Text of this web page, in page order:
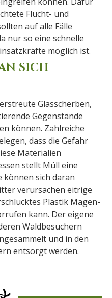
Flucht- und
auf alle Fälle
nur so eine schnelle
möglich ist.
SICH
Glasscherben,
Gegenstände
können. Zahlreiche
dass die Gefahr
Materialien
stellt Müll eine
können sich daran
verursachen eitrige
Plastik Magen-
kann. Der eigene
Waldbesuchern
und in den
entsorgt werden.